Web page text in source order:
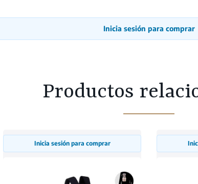
Inicia sesión para comprar
Productos
Inicia sesión para comprar